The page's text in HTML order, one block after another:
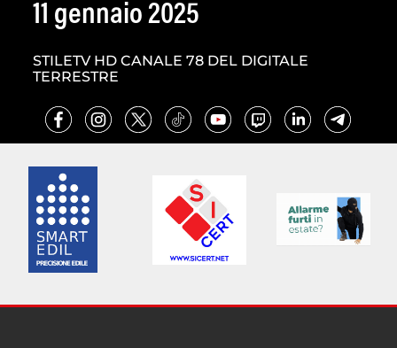
11 gennaio 2025
STILETV HD CANALE 78 DEL DIGITALE
TERRESTRE